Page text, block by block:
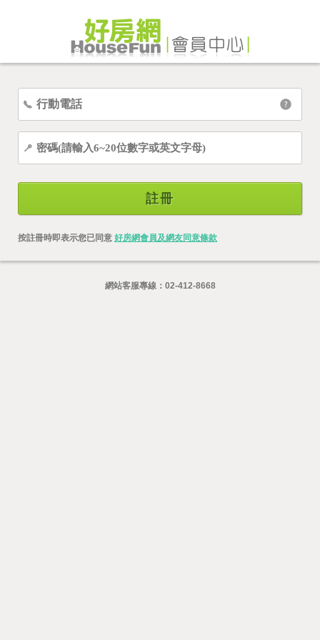
註冊
按註冊時即表示您已同意 好房網會員及網友同意條款
網站客服專線： 02-412-8668